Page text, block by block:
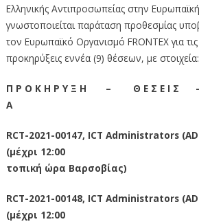
Ελληνικής Αντιπροσωπείας στην
γνωστοποιείται παράταση προθεσμίας
τον Ευρωπαϊκό Οργανισμό FRONTEX για
προκηρύξεις εννέα (9) θέσεων, με στοιχεία:
Π Ρ Ο Κ Η Ρ Υ Ξ Η – Θ Ε Σ Ε Ι Σ
Α
RCT-2021-00147, ICT Administrators
(μέχρι 12:00
τοπική ώρα Βαρσοβίας)
RCT-2021-00148, ICT Administrators
(μέχρι 12:00